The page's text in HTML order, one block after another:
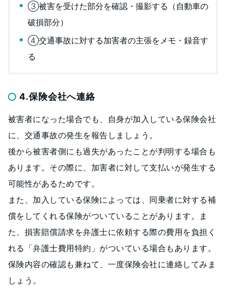
③被害を受けた部分を確認・撮影する（自動車の
破損部分）
④交通事故に対する加害者の主張をメモ・録音す
る
4.保険会社へ連絡
被害者になった場合でも、自身が加入している保険会社
に、交通事故の発生を報告しましょう。
後から被害者側にも過失があったことが判明する場合も
あります。その際に、加害者に対して支払いが発生する
可能性があるためです。
また、加入している保険によっては、同乗者に対する補
償をしてくれる保険がついていることがあります。ま
た、損害賠償請求を弁護士に依頼する際の費用を負担く
れる「弁護士費用特約」がついている場合もあります。
保険内容の確認も兼ねて、一度保険会社に連絡してみま
しょう。